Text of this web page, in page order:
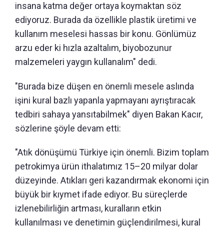
insana katma değer ortaya koymaktan söz
ediyoruz. Burada da özellikle plastik üretimi ve
kullanım meselesi hassas bir konu. Gönlümüz
arzu eder ki hızla azaltalım, biyobozunur
malzemeleri yaygın kullanalım" dedi.
"Burada bize düşen en önemli mesele aslında
işini kural bazlı yapanla yapmayanı ayrıştıracak
tedbiri sahaya yansıtabilmek" diyen Bakan Kacır,
sözlerine şöyle devam etti:
"Atık dönüşümü Türkiye için önemli. Bizim toplam
petrokimya ürün ithalatımız 15–20 milyar dolar
düzeyinde. Atıkları geri kazandırmak ekonomi için
büyük bir kıymet ifade ediyor. Bu süreçlerde
izlenebilirliğin artması, kuralların etkin
kullanılması ve denetimin güçlendirilmesi, kural